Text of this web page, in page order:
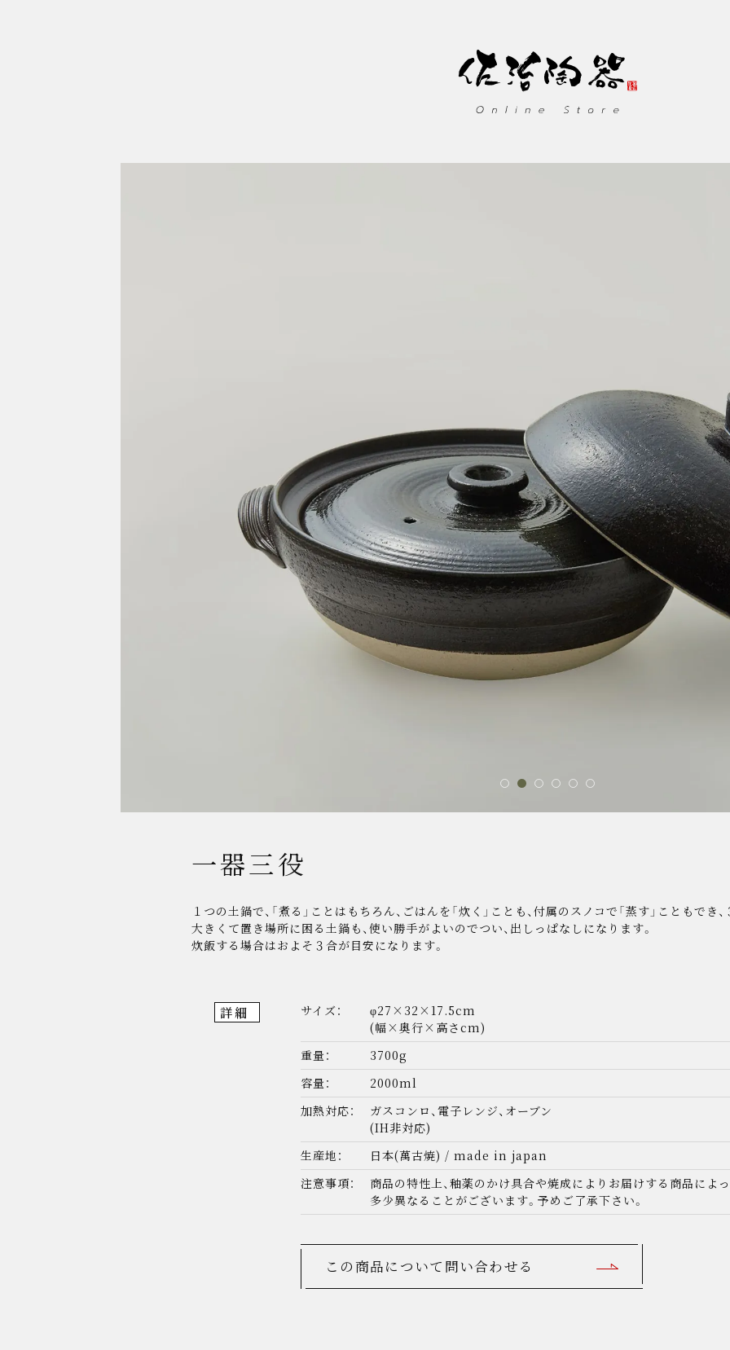
一器三役
１つの土鍋で、「煮る」ことはもちろん、ごはんを「炊く」ことも、付属のスノコで「蒸す」こともでき
大きくて置き場所に困る土鍋も、使い勝手がよいのでつい、出しっぱなしになります。
詳細 サイズ：
φ27×32×17.5cm
重量：
容量：
加熱対応：
ガスコンロ、電子レンジ、オーブン
生産地：
日本(萬古焼) / made in japan
注意事項：
商品の特性上、釉薬のかけ具合や焼成によりお届けする商品によ
多少異なることがございます。予めご了承下さい。
この商品について問い合わせる